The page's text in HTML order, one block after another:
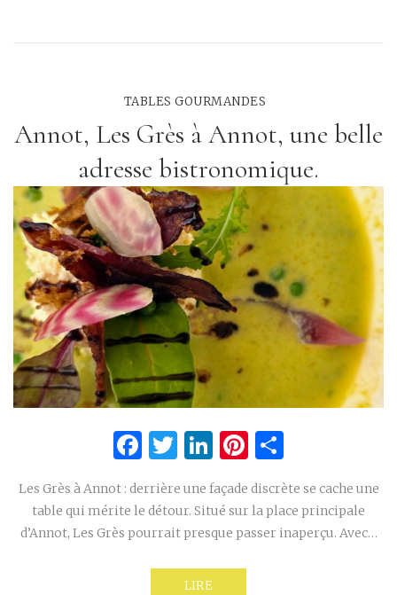
TABLES GOURMANDES
Annot, Les Grès à Annot, une belle
adresse bistronomique.
Facebook
Twitter
LinkedIn
Pinterest
Les Grès à Annot : derrière une façade discrète se cache une
table qui mérite le détour. Situé sur la place principale
d’Annot, Les Grès pourrait presque passer inaperçu. Avec…
LIRE